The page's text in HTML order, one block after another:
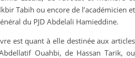
Tabih ou encore de l’académicien et
du PJD Abdelali Hamieddine.
est quant à elle destinée aux articles
Ouahbi, de Hassan Tarik, ou